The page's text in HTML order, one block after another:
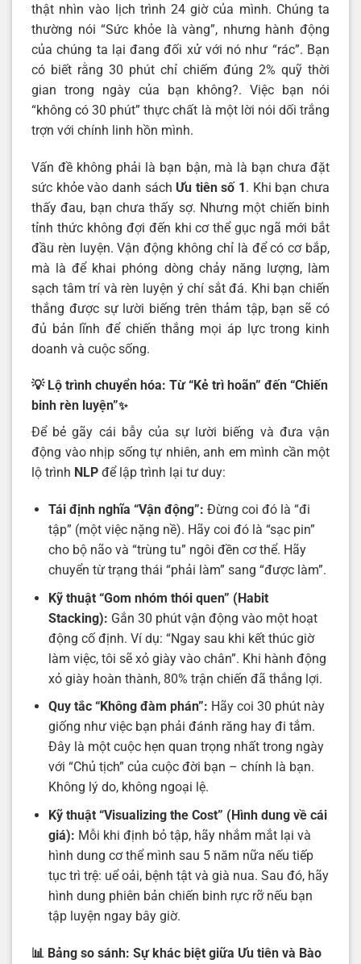
thật nhìn vào lịch trình 24 giờ của mình. Chúng ta
thường nói “Sức khỏe là vàng”, nhưng hành động
của chúng ta lại đang đối xử với nó như “rác”. Bạn
có biết rằng 30 phút chỉ chiếm đúng 2% quỹ thời
gian trong ngày của bạn không?. Việc bạn nói
“không có 30 phút” thực chất là một lời nói dối trắng
trợn với chính linh hồn mình.
Vấn đề không phải là bạn bận, mà là bạn chưa đặt
sức khỏe vào danh sách Ưu tiên số 1. Khi bạn chưa
thấy đau, bạn chưa thấy sợ. Nhưng một chiến binh
tỉnh thức không đợi đến khi cơ thể gục ngã mới bắt
đầu rèn luyện. Vận động không chỉ là để có cơ bắp,
mà là để khai phóng dòng chảy năng lượng, làm
sạch tâm trí và rèn luyện ý chí sắt đá. Khi bạn chiến
thắng được sự lười biếng trên thảm tập, bạn sẽ có
đủ bản lĩnh để chiến thắng mọi áp lực trong kinh
doanh và cuộc sống.
💡 Lộ trình chuyển hóa: Từ “Kẻ trì hoãn” đến “Chiến
binh rèn luyện”✨
Để bẻ gãy cái bẫy của sự lười biếng và đưa vận
động vào nhịp sống tự nhiên, anh em mình cần một
lộ trình NLP để lập trình lại tư duy:
Tái định nghĩa “Vận động”: Đừng coi đó là “đi
tập” (một việc nặng nề). Hãy coi đó là “sạc pin”
cho bộ não và “trùng tu” ngôi đền cơ thể. Hãy
chuyển từ trạng thái “phải làm” sang “được làm”.
Kỹ thuật “Gom nhóm thói quen” (Habit
Stacking): Gắn 30 phút vận động vào một hoạt
động cố định. Ví dụ: “Ngay sau khi kết thúc giờ
làm việc, tôi sẽ xỏ giày vào chân”. Khi hành động
xỏ giày hoàn thành, 80% trận chiến đã thắng lợi.
Quy tắc “Không đàm phán”: Hãy coi 30 phút này
giống như việc bạn phải đánh răng hay đi tắm.
Đây là một cuộc hẹn quan trọng nhất trong ngày
với “Chủ tịch” của cuộc đời bạn – chính là bạn.
Không lý do, không ngoại lệ.
Kỹ thuật “Visualizing the Cost” (Hình dung về cái
giá): Mỗi khi định bỏ tập, hãy nhắm mắt lại và
hình dung cơ thể mình sau 5 năm nữa nếu tiếp
tục trì trệ: uể oải, bệnh tật và già nua. Sau đó, hãy
hình dung phiên bản chiến binh rực rỡ nếu bạn
tập luyện ngay bây giờ.
📊 Bảng so sánh: Sự khác biệt giữa Ưu tiên và Bào